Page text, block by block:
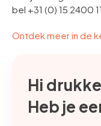
bel +31 (0) 15 2400
Ontdek meer in de
Hi
Heb je